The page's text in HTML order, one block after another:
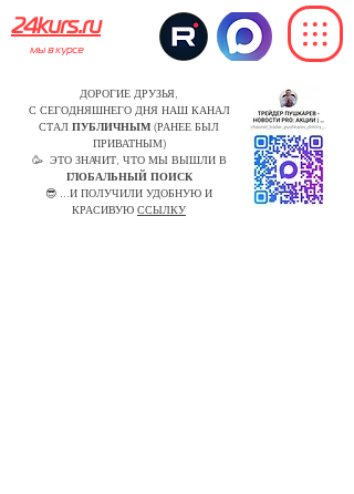
24kurs.ru
мы в курсе
ДОРОГИЕ ДРУЗЬЯ,
С СЕГОДНЯШНЕГО ДНЯ НАШ КАНАЛ
СТАЛ ПУБЛИЧНЫМ (РАНЕЕ БЫЛ
ПРИВАТНЫМ)
🥳 ЭТО ЗНАЧИТ, ЧТО МЫ ВЫШЛИ В
ГЛОБАЛЬНЫЙ ПОИСК
😎 ...И ПОЛУЧИЛИ УДОБНУЮ И
КРАСИВУЮ ССЫЛКУ